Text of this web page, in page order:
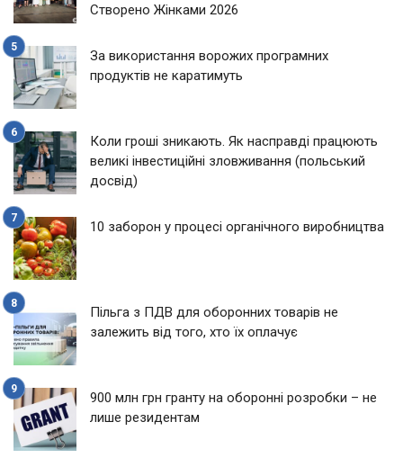
Створено Жінками 2026
За використання ворожих програмних
продуктів не каратимуть
Коли гроші зникають. Як насправді працюють
великі інвестиційні зловживання (польський
досвід)
10 заборон у процесі органічного виробництва
Пільга з ПДВ для оборонних товарів не
залежить від того, хто їх оплачує
900 млн грн гранту на оборонні розробки – не
лише резидентам